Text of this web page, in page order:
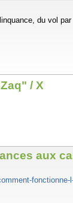
du vol
/ X
aux